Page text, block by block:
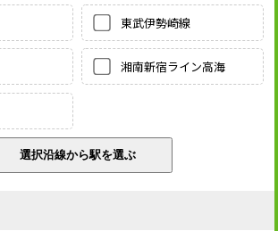
東武伊勢崎線
湘南新宿ライン高海